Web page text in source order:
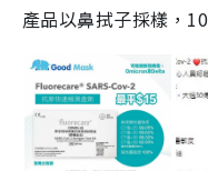
產品以鼻拭子採樣，